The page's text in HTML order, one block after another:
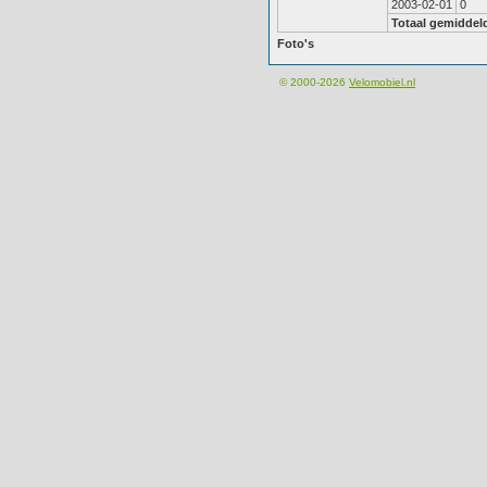
2003-02-01
0
Totaal
Foto's
© 2000-2026 Velomobiel.nl